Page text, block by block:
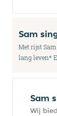
Sam
Met rijst
lang leven*
Sam
Wij